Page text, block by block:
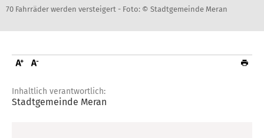
70 Fahrräder werden versteigert - Foto: © Stadtgemeinde Meran
Inhaltlich verantwortlich:
Stadtgemeinde Meran